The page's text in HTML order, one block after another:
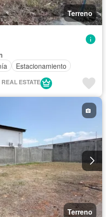
Terreno
Estacionamiento
ESTATE
Terreno